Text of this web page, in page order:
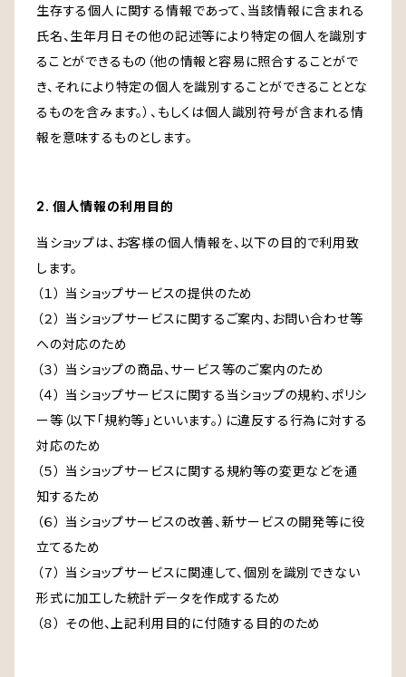
生存する個人に関する情報であって、当該情報に含まれる
氏名、生年月日その他の記述等により特定の個人を識別す
ることができるもの（他の情報と容易に照合することがで
き、それにより特定の個人を識別することができることとな
るものを含みます。）、もしくは個人識別符号が含まれる情
報を意味するものとします。
2. 個人情報の利用目的
当ショップは、お客様の個人情報を、以下の目的で利用致
します。
（１） 当ショップサービスの提供のため
（２） 当ショップサービスに関するご案内、お問い合わせ等
への対応のため
（３） 当ショップの商品、サービス等のご案内のため
（４） 当ショップサービスに関する当ショップの規約、ポリシ
ー等（以下「規約等」といいます。）に違反する行為に対する
対応のため
（５） 当ショップサービスに関する規約等の変更などを通
知するため
（６） 当ショップサービスの改善、新サービスの開発等に役
立てるため
（７） 当ショップサービスに関連して、個別を識別できない
形式に加工した統計データを作成するため
（８） その他、上記利用目的に付随する目的のため